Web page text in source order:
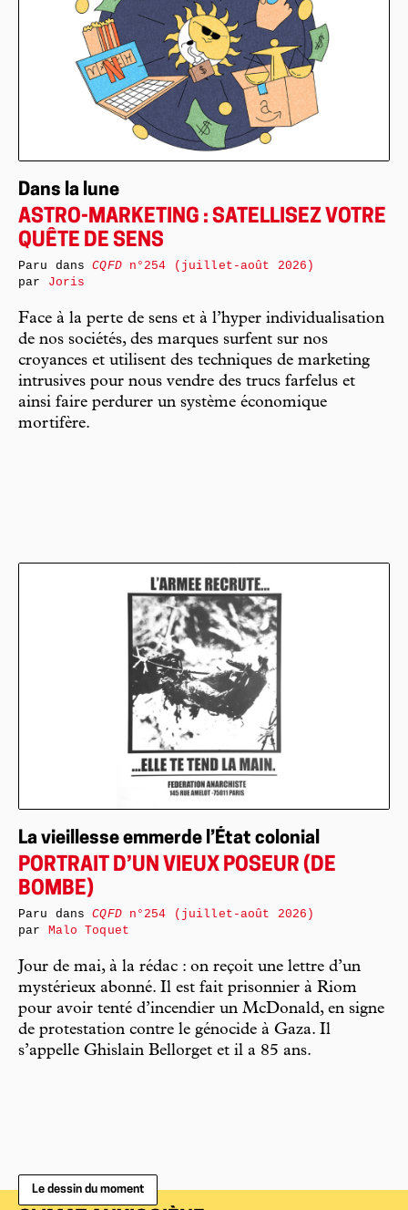
Dans la lune
ASTRO-MARKETING : SATELLISEZ VOTRE
QUÊTE DE SENS
Paru dansCQFDn°254 (juillet-août 2026)
par Joris
Face à la perte de sens et à l’hyper individualisation
de nos sociétés, des marques surfent sur nos
croyances et utilisent des techniques de marketing
intrusives pour nous vendre des trucs farfelus et
ainsi faire perdurer un système économique
mortifère.
La vieillesse emmerde l’État colonial
PORTRAIT D’UN VIEUX POSEUR (DE
BOMBE)
Paru dansCQFDn°254 (juillet-août 2026)
par Malo Toquet
Jour de mai, à la rédac : on reçoit une lettre d’un
mystérieux abonné. Il est fait prisonnier à Riom
pour avoir tenté d’incendier un McDonald, en signe
de protestation contre le génocide à Gaza. Il
s’appelle Ghislain Bellorget et il a 85 ans.
Le dessin du moment